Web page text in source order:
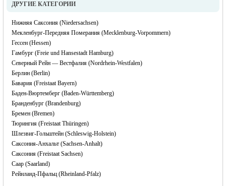
ДРУГИЕ КАТЕГОРИИ
Нижняя Саксония (Niedersachsen)
Мекленбург-Передняя Померания (Mecklenburg-Vorpommern)
Гессен (Hessen)
Гамбург (Freie und Hansestadt Hamburg)
Северный Рейн — Вестфалия (Nordrhein-Westfalen)
Берлин (Berlin)
Бавария (Freistaat Bayern)
Баден-Вюртемберг (Baden-Württemberg)
Бранденбург (Brandenburg)
Бремен (Bremen)
Тюрингия (Freistaat Thüringen)
Шлезвиг-Гольштейн (Schleswig-Holstein)
Саксония-Анхальт (Sachsen-Anhalt)
Саксония (Freistaat Sachsen)
Саар (Saarland)
Рейнланд-Пфальц (Rheinland-Pfalz)